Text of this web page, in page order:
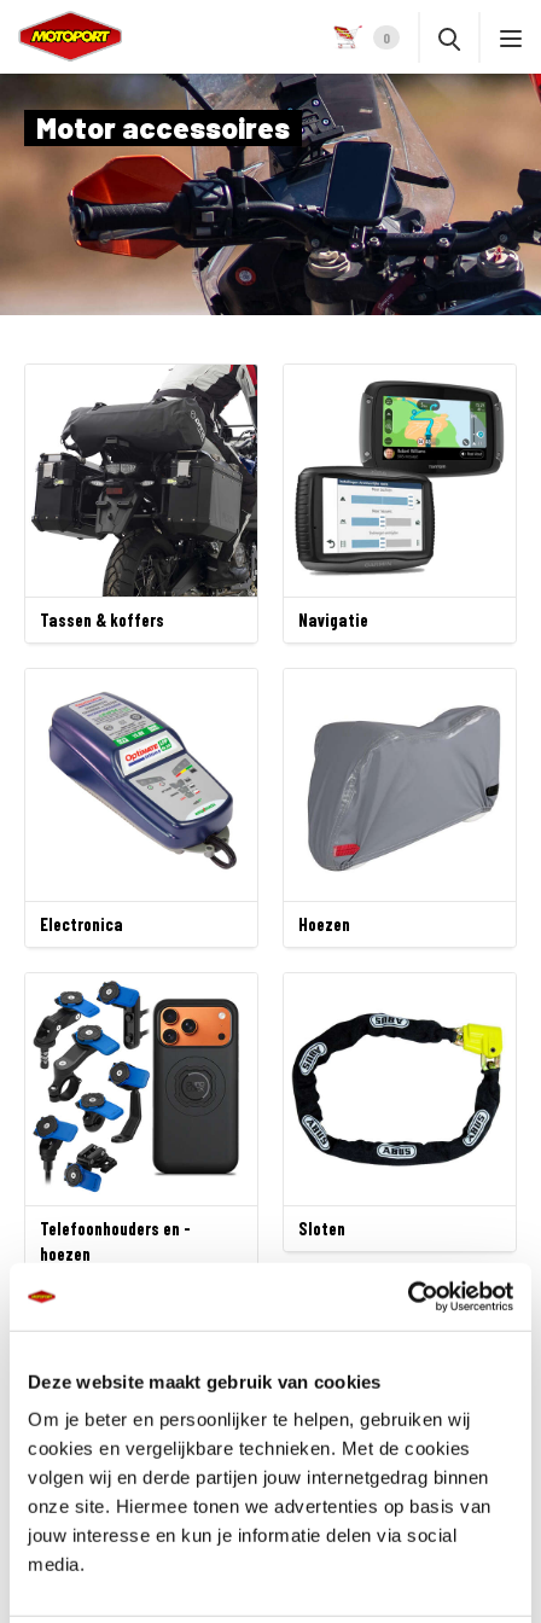
Deze website maakt gebruik van cookies
Om je beter en persoonlijker te helpen, gebruiken wij
cookies en vergelijkbare technieken. Met de cookies
volgen wij en derde partijen jouw internetgedrag binnen
onze site. Hiermee tonen we advertenties op basis van
jouw interesse en kun je informatie delen via social
media.
0
Motor accessoires
Tassen & koffers Navigatie
Electronica Hoezen
Telefoonhouders en -
hoezen
Sloten
Sturen en hendels